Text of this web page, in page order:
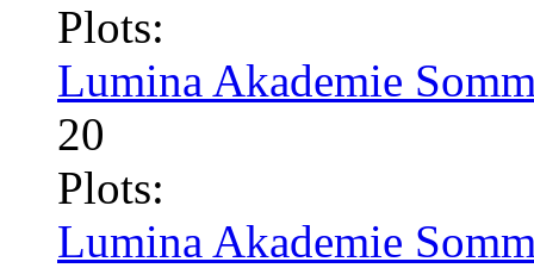
Plots:
Lumina Akademie
20
Plots:
Lumina Akademie